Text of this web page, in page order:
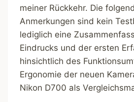
meiner Rückkehr. Die
Anmerkungen sind kein
lediglich eine
Eindrucks und der ersten
hinsichtlich des
Ergonomie der neuen
Nikon D700 als